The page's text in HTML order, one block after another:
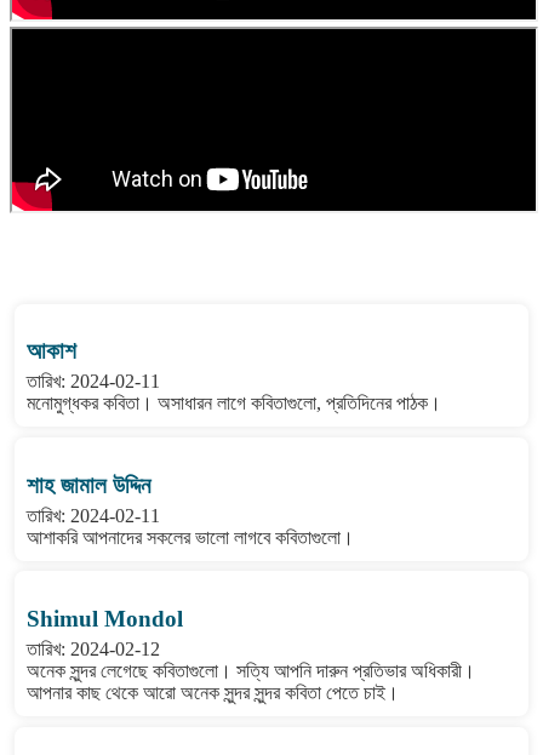
আকাশ
তারিখ: 2024-02-11
মনোমুগ্ধকর কবিতা। অসাধারন লাগে কবিতাগুলো, প্রতিদিনের পাঠক।
শাহ জামাল উদ্দিন
তারিখ: 2024-02-11
আশাকরি আপনাদের সকলের ভালো লাগবে কবিতাগুলো।
Shimul Mondol
তারিখ: 2024-02-12
অনেক সুন্দর লেগেছে কবিতাগুলো। সত্যি আপনি দারুন প্রতিভার অধিকারী।
আপনার কাছ থেকে আরো অনেক সুন্দর সুন্দর কবিতা পেতে চাই।